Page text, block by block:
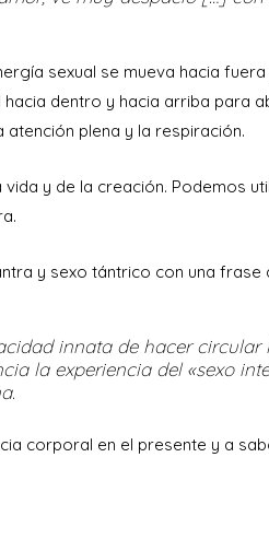
sexual se mueva hacia
dentro y hacia arriba para
plena y la respiración.
y de la creación. Podemos
y sexo tántrico con una frase
innata de hacer
la experiencia del «sexo
corporal en el presente y a